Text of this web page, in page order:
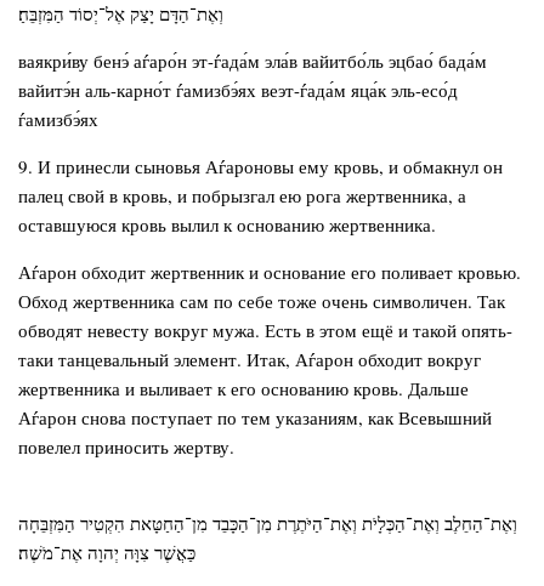
וְאֶת־הַדָּם יָצַק אֶל־יְסוֹד הַמִּזְבֵּחַ׃
ваякри́ву бенэ́ аѓаро́н эт-ѓада́м эла́в вайитбо́ль эцбао́ бада́м
вайитэ́н аль-карно́т ѓамизбэ́ях веэт-ѓада́м яца́к эль-есо́д
ѓамизбэ́ях
9. И принесли сыновья Аѓароновы ему кровь, и обмакнул он
палец свой в кровь, и побрызгал ею рога жертвенника, а
оставшуюся кровь вылил к основанию жертвенника.
Аѓарон обходит жертвенник и основание его поливает кровью.
Обход жертвенника сам по себе тоже очень символичен. Так
обводят невесту вокруг мужа. Есть в этом ещё и такой опять-
таки танцевальный элемент. Итак, Аѓарон обходит вокруг
жертвенника и выливает к его основанию кровь. Дальше
Аѓарон снова поступает по тем указаниям, как Всевышний
повелел приносить жертву.
וְאֶת־הַחֵלֶב וְאֶת־הַכְּלָיֹת וְאֶת־הַיֹּתֶרֶת מִן־הַכָּבֵד מִן־הַחַטָּאת הִקְטִיר הַמִּזְבֵּחָה
כַּאֲשֶׁר צִוָּה יְהוָה אֶת־מֹשֶׁה׃